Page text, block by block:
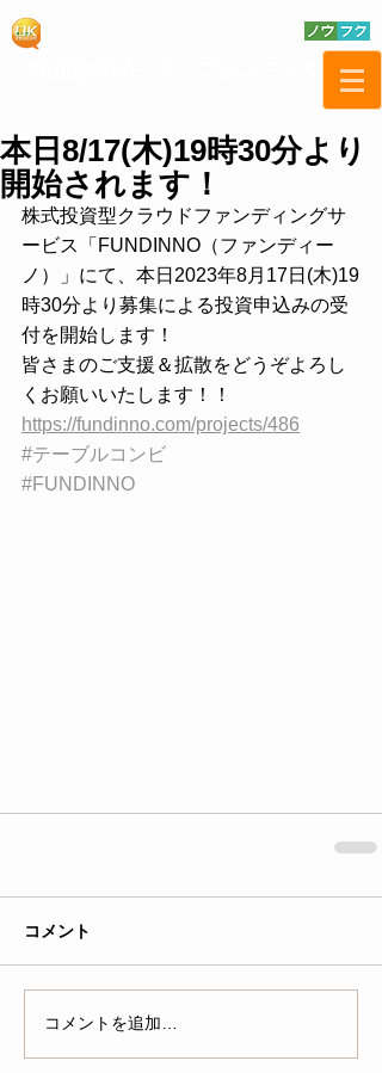
本日8/17(木)19時30分より
開始されます！
株式投資型クラウドファンディングサ
ービス「FUNDINNO（ファンディー
ノ）」にて、本日2023年8月17日(木)19
時30分より募集による投資申込みの受
付を開始します！
皆さまのご支援＆拡散をどうぞよろし
くお願いいたします！！
https://fundinno.com/projects/486
#テーブルコンビ
#FUNDINNO
コメント
コメントを追加…